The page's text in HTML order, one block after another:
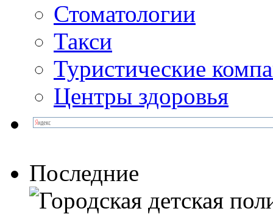
Стоматологии
Такси
Туристические
Центры здоровья
Последние